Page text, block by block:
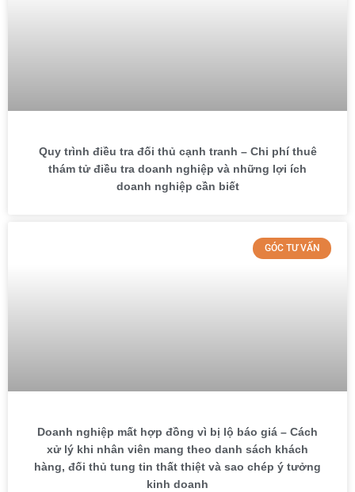
Quy trình điều tra đối thủ cạnh tranh – Chi phí thuê
thám tử điều tra doanh nghiệp và những lợi ích
doanh nghiệp cần biết
GÓC TƯ VẤN
Doanh nghiệp mất hợp đồng vì bị lộ báo giá – Cách
xử lý khi nhân viên mang theo danh sách khách
hàng, đối thủ tung tin thất thiệt và sao chép ý tưởng
kinh doanh